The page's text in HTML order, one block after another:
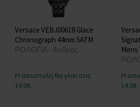
Versace VEBJ00618 Glace
Chronograph 44mm 5ATM
ΡΟΛΟΓΙΑ - Άνδρες
Η αποστολή θα γίνει στις
14.08.
Mens
Η
14.08.